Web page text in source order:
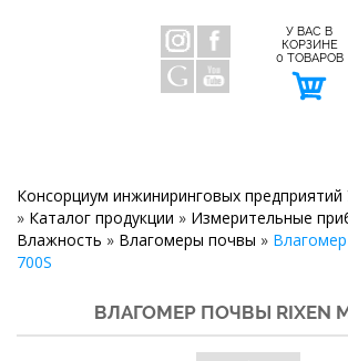
У ВАС В
КОРЗИНЕ
0 ТОВАРОВ
Консорциум инжиниринговых предприятий
» Каталог продукции » Измерительные
Влажность » Влагомеры почвы »
700S
ВЛАГОМЕР ПОЧВЫ RIXEN